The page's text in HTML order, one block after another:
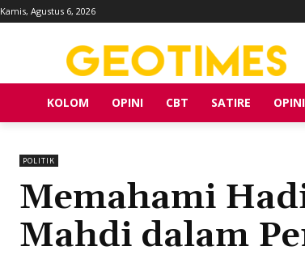
Kamis, Agustus 6, 2026
KOLOM OPINI CBT SATIRE
POLITIK
Memahami
Mahdi dalam